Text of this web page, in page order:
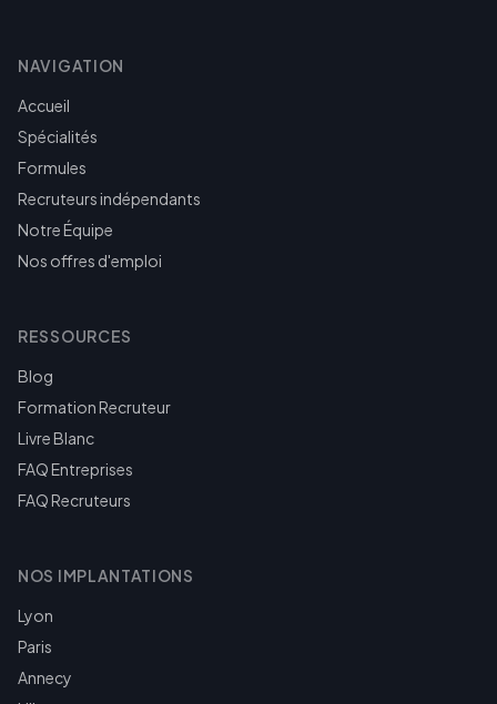
NAVIGATION
Accueil
Spécialités
Formules
Recruteurs indépendants
Notre Équipe
Nos offres d'emploi
RESSOURCES
Blog
Formation Recruteur
Livre Blanc
FAQ Entreprises
FAQ Recruteurs
NOS IMPLANTATIONS
Lyon
Paris
Annecy